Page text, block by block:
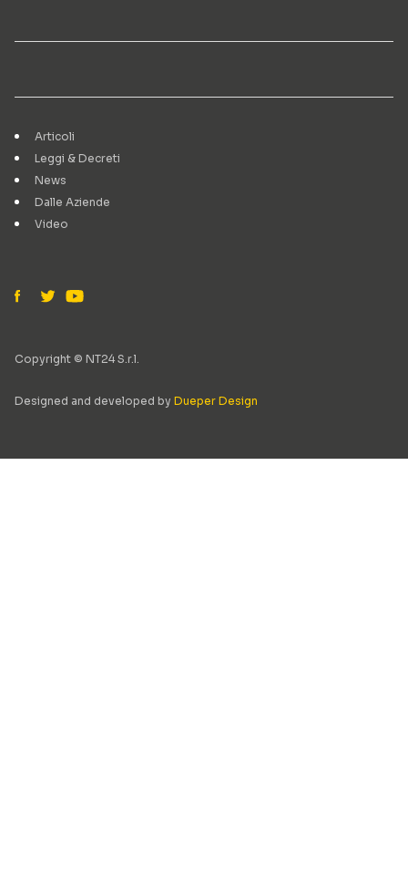
Articoli
Leggi & Decreti
News
Dalle Aziende
Video
Copyright © NT24 S.r.l.
Designed and developed by Dueper Design